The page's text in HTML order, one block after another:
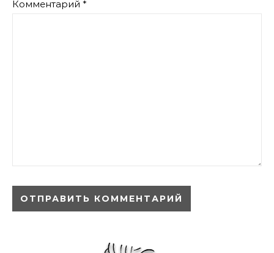
Комментарий *